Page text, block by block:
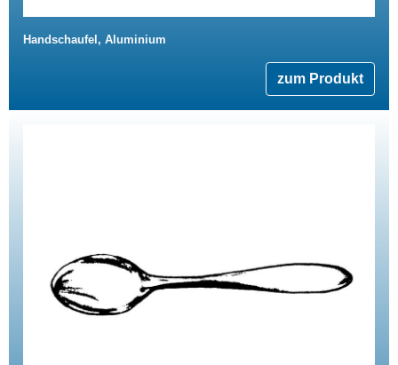
Handschaufel, Aluminium
zum Produkt